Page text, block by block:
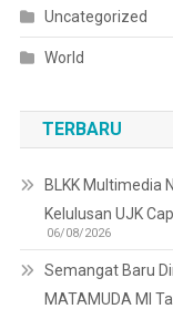
Uncategorized
World
TERBARU
BLKK Multimedia
Kelulusan UJK
06/08/2026
Semangat Baru
MATAMUDA MI